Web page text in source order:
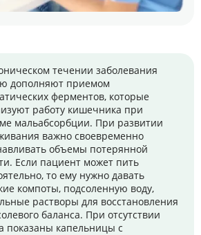
течении заболевания
дополняют приемом
ферментов, которые
работу кишечника при
мальабсорбции. При развитии
важно своевременно
объемы потерянной
Если пациент может пить
то ему нужно давать
компоты, подсоленную воду,
растворы для восстановления
баланса. При отсутствии
показаны капельницы с